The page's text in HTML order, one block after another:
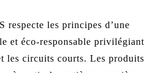
respecte les principes d’une
et éco-responsable privilégiant
les circuits courts. Les produits